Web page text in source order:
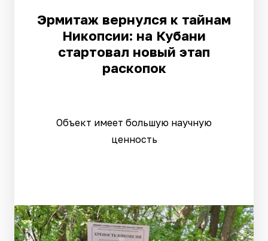
Эрмитаж вернулся к тайнам
Никопсии: на Кубани
стартовал новый этап
раскопок
Объект имеет большую научную
ценность